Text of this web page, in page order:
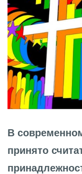
В
принято